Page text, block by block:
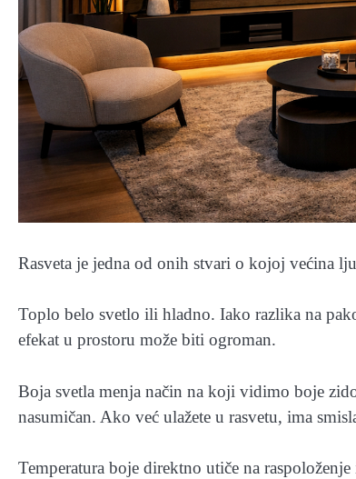
Rasveta je jedna od onih stvari o kojoj većina
Toplo belo svetlo ili hladno. Iako razlika na
efekat u prostoru može biti ogroman.
Boja svetla menja način na koji vidimo boje
nasumičan. Ako već ulažete u rasvetu, ima
Temperatura boje direktno utiče na